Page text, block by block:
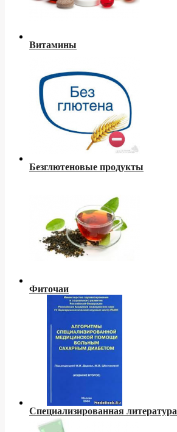
Витамины
Безглютеновые продукты
Фиточаи
Специализированная литература